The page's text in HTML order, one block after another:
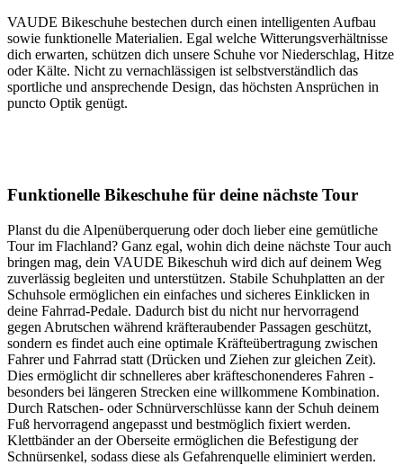
VAUDE Bikeschuhe bestechen durch einen intelligenten Aufbau
sowie funktionelle Materialien. Egal welche Witterungsverhältnisse
dich erwarten, schützen dich unsere Schuhe vor Niederschlag, Hitze
oder Kälte. Nicht zu vernachlässigen ist selbstverständlich das
sportliche und ansprechende Design, das höchsten Ansprüchen in
puncto Optik genügt.
Funktionelle Bikeschuhe für deine nächste Tour
Planst du die Alpenüberquerung oder doch lieber eine gemütliche
Tour im Flachland? Ganz egal, wohin dich deine nächste Tour auch
bringen mag, dein VAUDE Bikeschuh wird dich auf deinem Weg
zuverlässig begleiten und unterstützen. Stabile Schuhplatten an der
Schuhsole ermöglichen ein einfaches und sicheres Einklicken in
deine Fahrrad-Pedale. Dadurch bist du nicht nur hervorragend
gegen Abrutschen während kräfteraubender Passagen geschützt,
sondern es findet auch eine optimale Kräfteübertragung zwischen
Fahrer und Fahrrad statt (Drücken und Ziehen zur gleichen Zeit).
Dies ermöglicht dir schnelleres aber kräfteschonenderes Fahren -
besonders bei längeren Strecken eine willkommene Kombination.
Durch Ratschen- oder Schnürverschlüsse kann der Schuh deinem
Fuß hervorragend angepasst und bestmöglich fixiert werden.
Klettbänder an der Oberseite ermöglichen die Befestigung der
Schnürsenkel, sodass diese als Gefahrenquelle eliminiert werden.